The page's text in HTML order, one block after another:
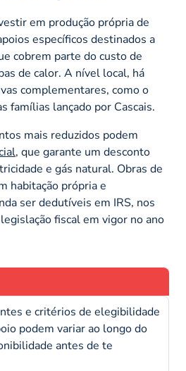
em produção própria de
específicos destinados a
cobrem parte do custo de
de calor. A nível local, há
complementares, como o
famílias lançado por Cascais.
mais reduzidos podem
, que garante um desconto
e gás natural. Obras de
habitação própria e
ser dedutíveis em IRS, nos
fiscal em vigor no ano
e critérios de elegibilidade
podem variar ao longo do
antes de te